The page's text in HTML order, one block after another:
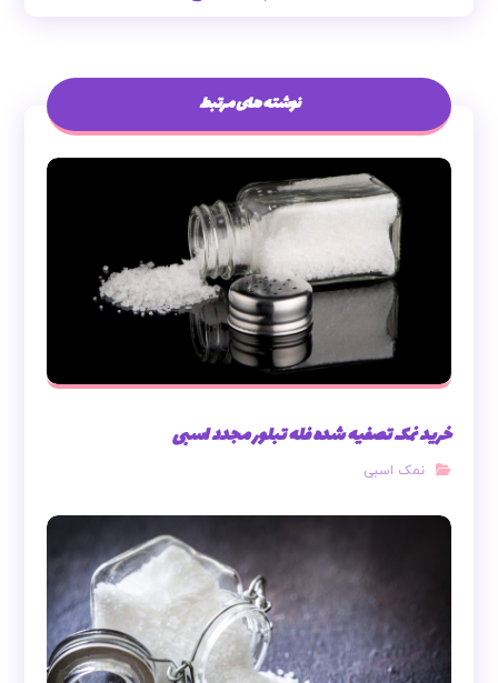
نوشته های مرتبط
خرید نمک تصفیه شده فله تبلور مجدد اسبی
نمک اسبی